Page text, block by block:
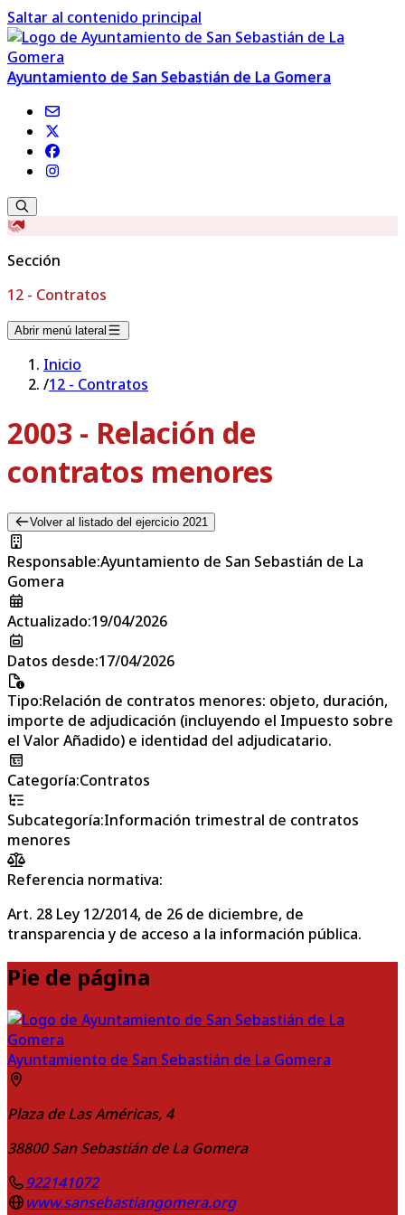
Saltar al contenido principal
Ayuntamiento de San Sebastián de La Gomera
Sección
12 - Contratos
Abrir menú lateral
Inicio
/12 - Contratos
2003 - Relación de
contratos menores
Volver al listado del ejercicio 2021
Responsable:Ayuntamiento de San Sebastián de La
Gomera
Actualizado:19/04/2026
Datos desde:17/04/2026
Tipo:Relación de contratos menores: objeto, duración,
importe de adjudicación (incluyendo el Impuesto sobre
el Valor Añadido) e identidad del adjudicatario.
Categoría:Contratos
Subcategoría:Información trimestral de contratos
menores
Referencia normativa:
Art. 28 Ley 12/2014, de 26 de diciembre, de
transparencia y de acceso a la información pública.
Pie de página
Ayuntamiento de San Sebastián de La Gomera
Plaza de Las Américas, 4
38800 San Sebastián de La Gomera
922141072
www.sansebastiangomera.org